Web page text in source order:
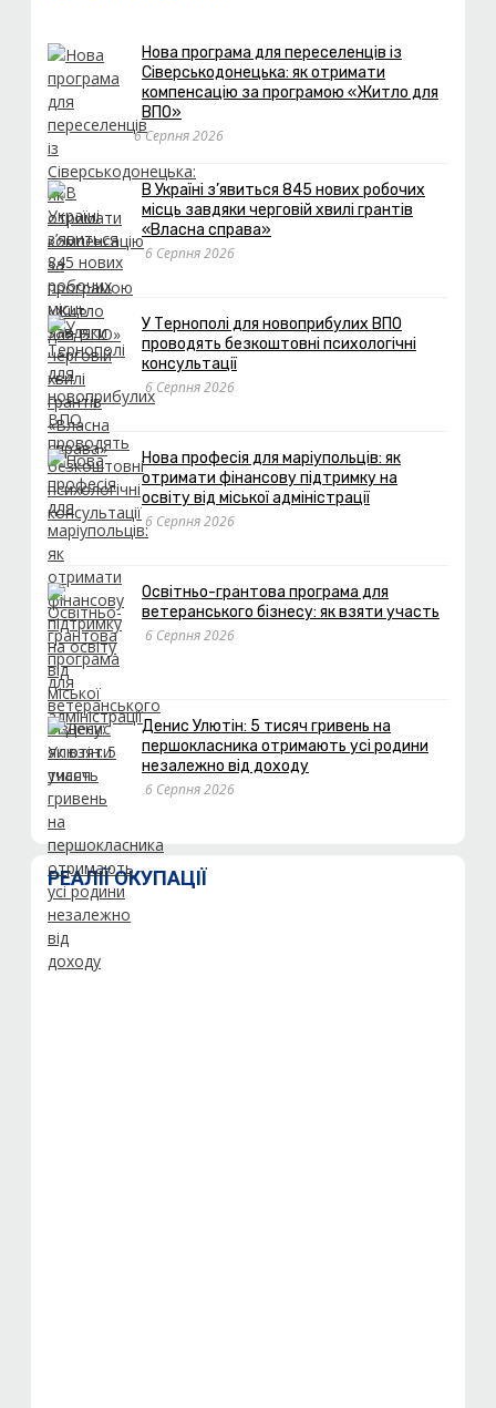
Нова програма для переселенців із
Сіверськодонецька: як отримати
компенсацію за програмою «Житло для
ВПО»
6 Серпня 2026
В Україні з’явиться 845 нових робочих
місць завдяки черговій хвилі грантів
«Власна справа»
6 Серпня 2026
У Тернополі для новоприбулих ВПО
проводять безкоштовні психологічні
консультації
6 Серпня 2026
Нова професія для маріупольців: як
отримати фінансову підтримку на
освіту від міської адміністрації
6 Серпня 2026
Освітньо-грантова програма для
ветеранського бізнесу: як взяти участь
6 Серпня 2026
Денис Улютін: 5 тисяч гривень на
першокласника отримають усі родини
незалежно від доходу
6 Серпня 2026
РЕАЛІЇ ОКУПАЦІЇ